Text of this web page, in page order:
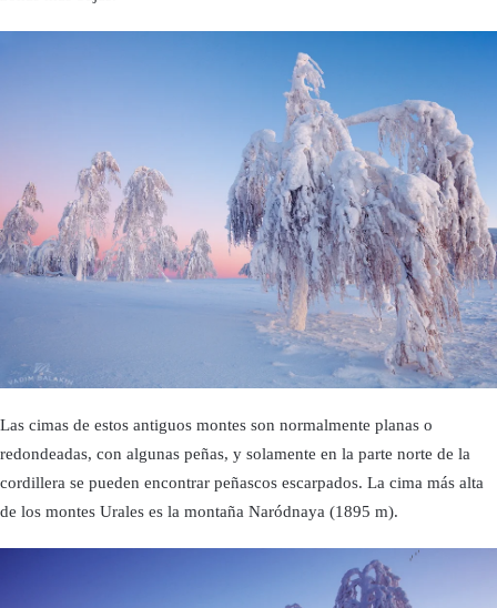
Las cimas de estos antiguos montes son normalmente planas o
redondeadas, con algunas peñas, y solamente en la parte norte de la
cordillera se pueden encontrar peñascos escarpados. La cima más alta
de los montes Urales es la montaña Naródnaya (1895 m).